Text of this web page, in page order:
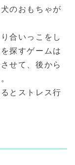
のおもちゃが
合いっこをし
探すゲームは
せて、後から
とストレス行